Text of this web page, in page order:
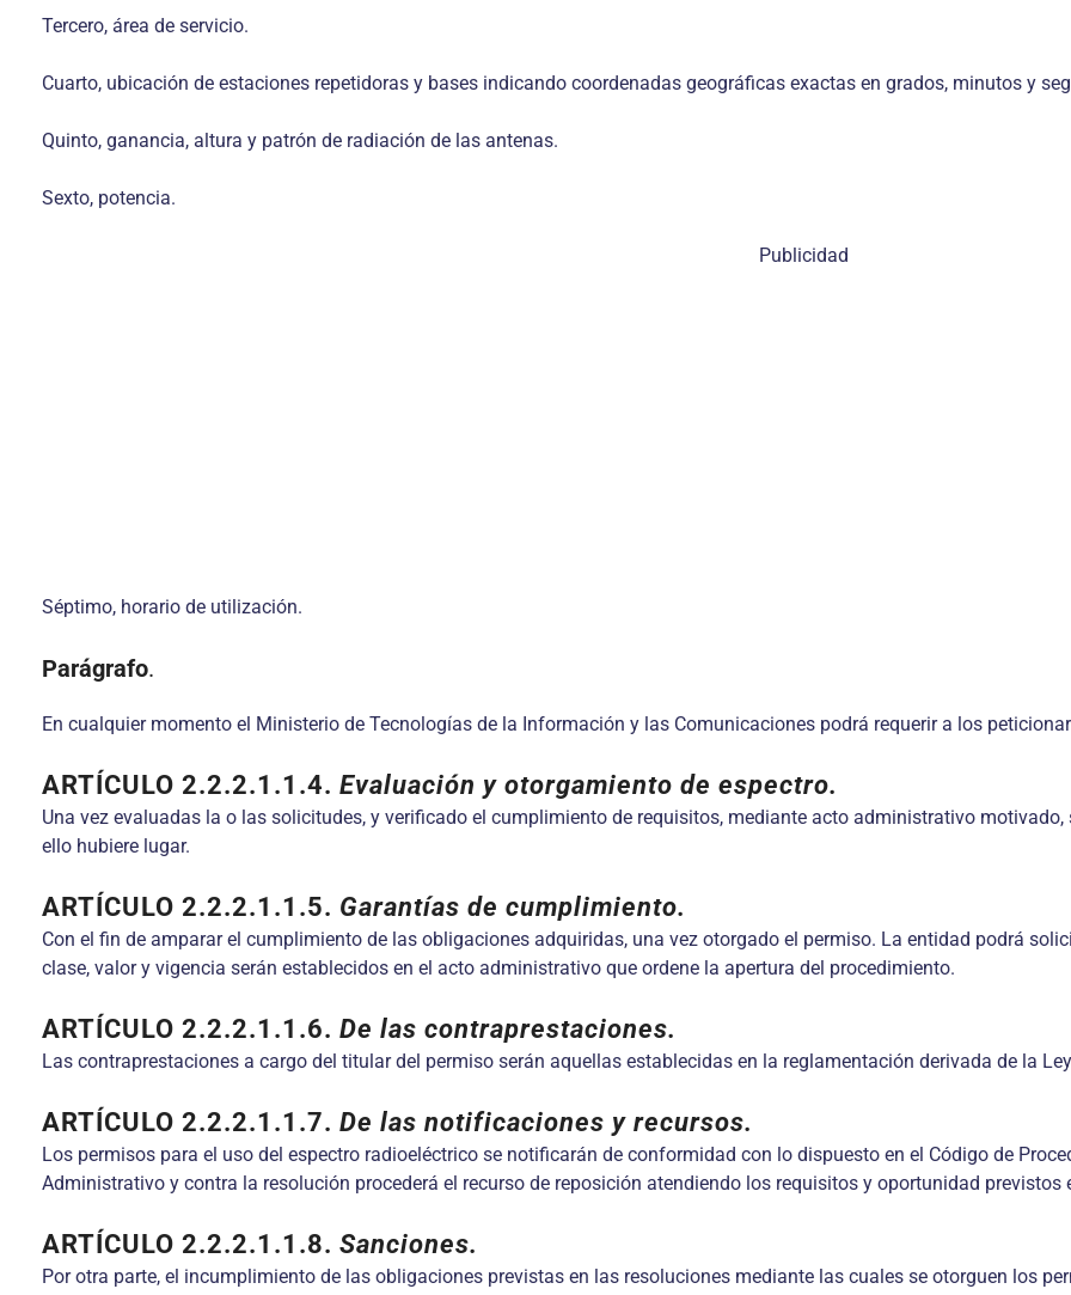
Tercero, área de servicio.
Cuarto, ubicación de estaciones repetidoras y bases indicando coordenadas geográficas exactas en grados, minutos y
Quinto, ganancia, altura y patrón de radiación de las antenas.
Sexto, potencia.
Publicidad
Séptimo, horario de utilización.
Parágrafo.
En cualquier momento el Ministerio de Tecnologías de la Información y las Comunicaciones podrá requerir a los
ARTÍCULO 2.2.2.1.1.4. Evaluación y otorgamiento de espectro.
Una vez evaluadas la o las solicitudes, y verificado el cumplimiento de requisitos, mediante acto administrativo
ello hubiere lugar.
ARTÍCULO 2.2.2.1.1.5. Garantías de cumplimiento.
Con el fin de amparar el cumplimiento de las obligaciones adquiridas, una vez otorgado el permiso. La entidad podrá
clase, valor y vigencia serán establecidos en el acto administrativo que ordene la apertura del procedimiento.
ARTÍCULO 2.2.2.1.1.6. De las contraprestaciones.
Las contraprestaciones a cargo del titular del permiso serán aquellas establecidas en la reglamentación derivada de la
ARTÍCULO 2.2.2.1.1.7. De las notificaciones y recursos.
Los permisos para el uso del espectro radioeléctrico se notificarán de conformidad con lo dispuesto en el Código de
Administrativo y contra la resolución procederá el recurso de reposición atendiendo los requisitos y oportunidad previstos
ARTÍCULO 2.2.2.1.1.8. Sanciones.
Por otra parte, el incumplimiento de las obligaciones previstas en las resoluciones mediante las cuales se otorguen los